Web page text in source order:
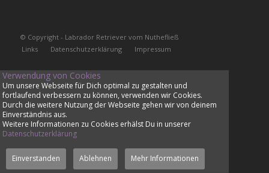
© Copyright - Labrador Retriever vom Nuthefließ
Links
Datenschutzerklärung Impressum
Verwendung von Cookies
Um unsere Webseite für Dich optimal zu gestalten und
fortlaufend verbessern zu können, verwenden wir Cookies.
Durch die weitere Nutzung der Webseite gehen wir von deinem
Einverständnis aus.
Weitere Informationen zu Cookies erhälst Du in unserer
Datenschutzerklärung
Einverstanden Ablehnen Mehr Informationen